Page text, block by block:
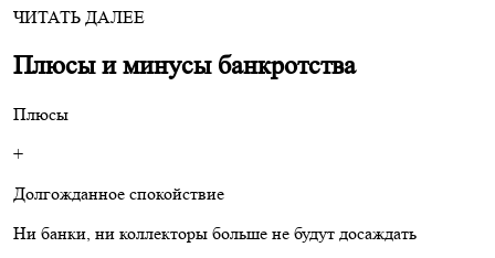
ЧИТАТЬ ДАЛЕЕ
Плюсы и минусы банкротства
Плюсы
+
Долгожданное спокойствие
Ни банки, ни коллекторы больше не будут досаждать